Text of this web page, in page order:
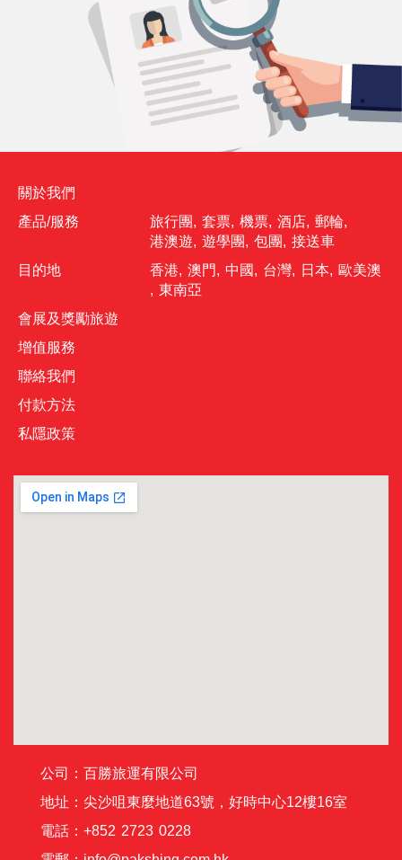
關於我們
產品/服務
旅行團, 套票, 機票, 酒店, 郵輪,
港澳遊, 遊學團, 包團, 接送車
目的地
香港, 澳門, 中國 , 台灣, 日本, 歐美澳
, 東南亞
會展及獎勵旅遊
增值服務
聯絡我們
付款方法
私隱政策
公司：百勝旅運有限公司
地址：尖沙咀東麼地道63號，好時中心12樓16室
電話：+852 2723 0228